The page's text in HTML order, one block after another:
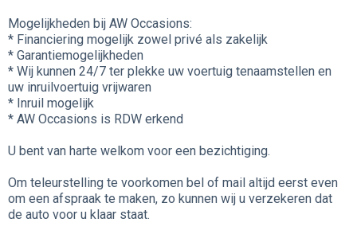
Mogelijkheden bij AW Occasions:
* Financiering mogelijk zowel privé als zakelijk
* Garantiemogelijkheden
* Wij kunnen 24/7 ter plekke uw voertuig tenaamstellen en
uw inruilvoertuig vrijwaren
* Inruil mogelijk
* AW Occasions is RDW erkend
U bent van harte welkom voor een bezichtiging.
Om teleurstelling te voorkomen bel of mail altijd eerst even
om een afspraak te maken, zo kunnen wij u verzekeren dat
de auto voor u klaar staat.